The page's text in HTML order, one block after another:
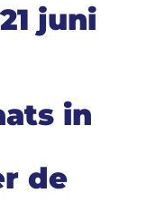
juni
in
de